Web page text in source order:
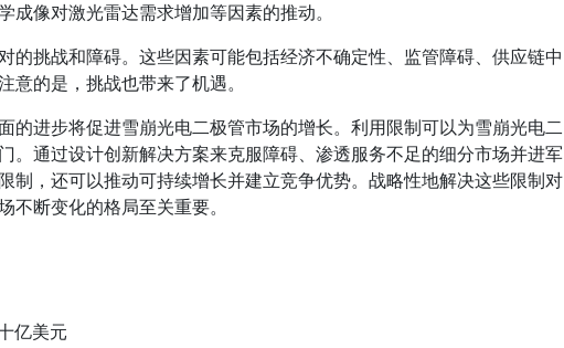
成像对激光雷达需求增加等因素的推动。
的挑战和障碍。这些因素可能包括经济不确定性、监管障碍、供应链中
意的是，挑战也带来了机遇。
的进步将促进雪崩光电二极管市场的增长。利用限制可以为雪崩光电二
。通过设计创新解决方案来克服障碍、渗透服务不足的细分市场并进军
制，还可以推动可持续增长并建立竞争优势。战略性地解决这些限制对
不断变化的格局至关重要。
亿美元